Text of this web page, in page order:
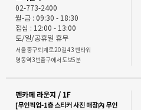
02-773-2400
월-금 : 09:30 - 18:30
점심 : 12:00 - 13:00
토/일/공휴일 휴무
서울 중구 퇴계로 20길 43 펜타워
명동역 3번출구에서 도보5분
펜카페 라운지 / 1F
[무인픽업-1층 스티커 사진 매장內 무인